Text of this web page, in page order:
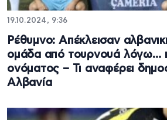
19.10.2024, 9:36
Ρέθυμνο: Απέκλεισαν
ομάδα από τουρνουά λόγω…
ονόματος – Τι αναφέρει
Αλβανία